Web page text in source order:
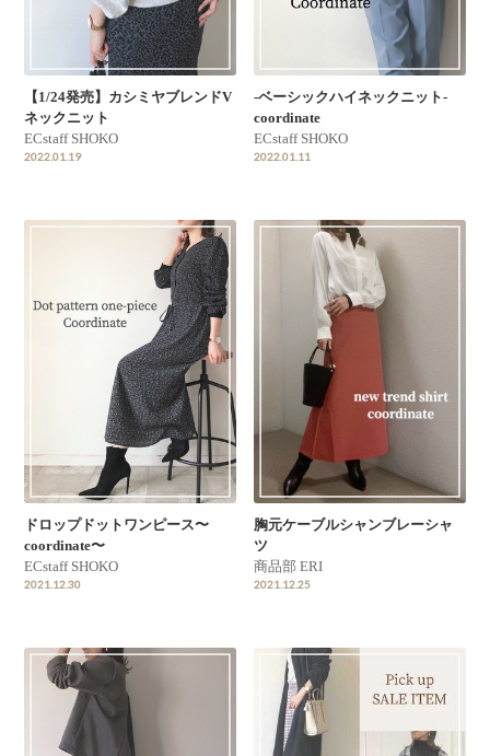
【1/24発売】カシミヤブレンドV
ネックニット
ECstaff SHOKO
2022.01.19
-ベーシックハイネックニット-
coordinate
ECstaff SHOKO
2022.01.11
ドロップドットワンピース〜
coordinate〜
ECstaff SHOKO
2021.12.30
胸元ケーブルシャンブレーシャ
ツ
商品部 ERI
2021.12.25